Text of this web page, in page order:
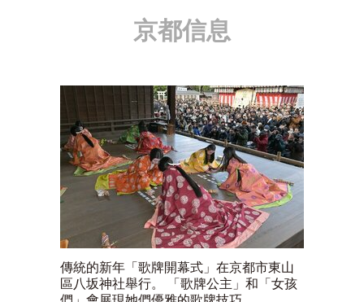
京都信息
傳統的新年「歌牌開幕式」在京都市東山
區八坂神社舉行。 「歌牌公主」和「女孩